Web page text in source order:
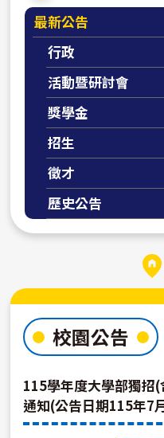
最新公告
行政
活動暨研討會
獎學金
招生
徵才
歷史公告
校園公告
115學年度大學部獨招
通知(公告日期115年7